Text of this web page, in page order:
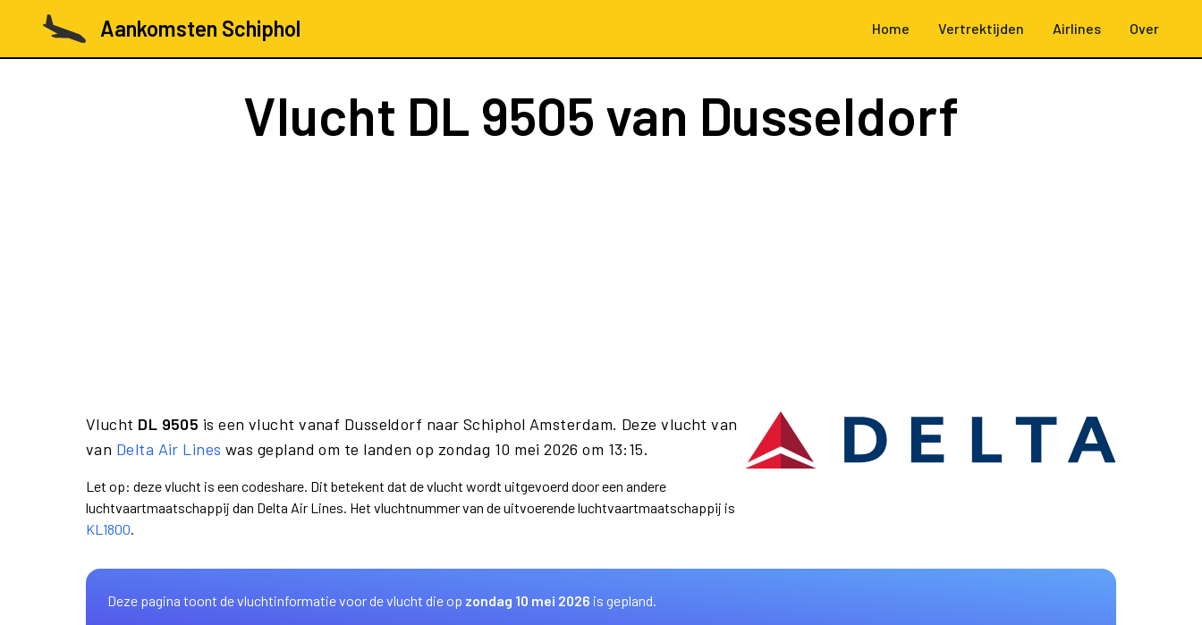
Aankomsten Schiphol Home Vertrektijden Airlines Over
Vlucht DL 9505 van Dusseldorf
Vlucht DL 9505 is een vlucht vanaf Dusseldorf naar Schiphol Amsterdam. Deze vlucht van
van Delta Air Lines was gepland om te landen op zondag 10 mei 2026 om 13:15.
Let op: deze vlucht is een codeshare. Dit betekent dat de vlucht wordt uitgevoerd door een andere
luchtvaartmaatschappij dan Delta Air Lines. Het vluchtnummer van de uitvoerende luchtvaartmaatschappij is
KL1800.
Deze pagina toont de vluchtinformatie voor de vlucht die op zondag 10 mei 2026 is gepland.